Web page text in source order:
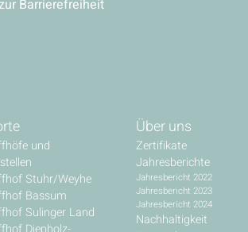
Barrierefreiheit
und
Stuhr/Weyhe
Bassum
Sulinger Land
Über uns
Zertifikate
Jahresberichte
Jahresbericht 2022
Jahresbericht 2023
Jahresbericht 2024
Nachhaltigkeit